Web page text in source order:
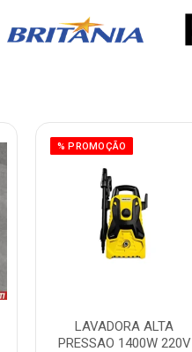
% PROMOÇÃO
LAVADORA ALTA
PRESSAO 1400W 220V